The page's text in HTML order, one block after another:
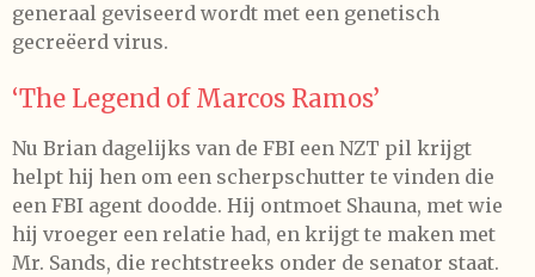
generaal geviseerd wordt met een genetisch
gecreëerd virus.
‘The Legend of Marcos Ramos’
Nu Brian dagelijks van de FBI een NZT pil krijgt
helpt hij hen om een scherpschutter te vinden die
een FBI agent doodde. Hij ontmoet Shauna, met wie
hij vroeger een relatie had, en krijgt te maken met
Mr. Sands, die rechtstreeks onder de senator staat.